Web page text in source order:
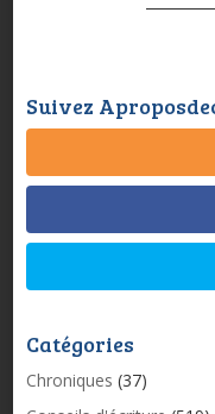
Suivez
Catégories
Chroniques (37)